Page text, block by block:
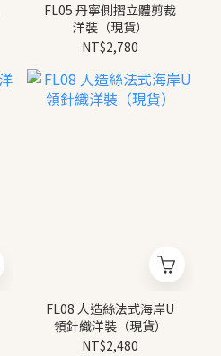
FL05 丹寧側摺立體剪裁
洋裝（現貨）
NT$2,780
FL08 人造絲法式海岸U
領針織洋裝（現貨）
NT$2,480